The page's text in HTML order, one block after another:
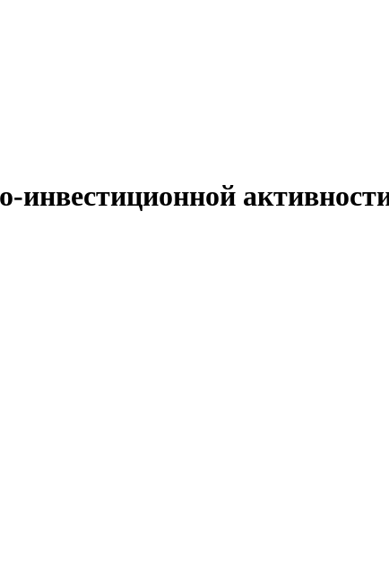
инвестиционной